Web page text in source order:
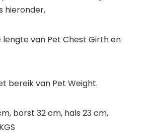
hieronder,
lengte van Pet Chest Girth en
bereik van Pet Weight.
borst 32 cm, hals 23 cm,